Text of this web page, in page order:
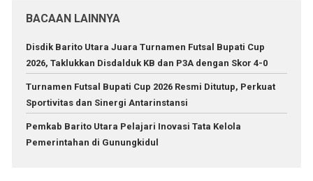
BACAAN LAINNYA
Disdik Barito Utara Juara Turnamen Futsal Bupati Cup
2026, Taklukkan Disdalduk KB dan P3A dengan Skor 4-0
Turnamen Futsal Bupati Cup 2026 Resmi Ditutup, Perkuat
Sportivitas dan Sinergi Antarinstansi
Pemkab Barito Utara Pelajari Inovasi Tata Kelola
Pemerintahan di Gunungkidul